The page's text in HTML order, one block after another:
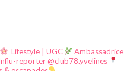
Lifestyle | UGC
Ambassadrice
reporter @club78.yvelines